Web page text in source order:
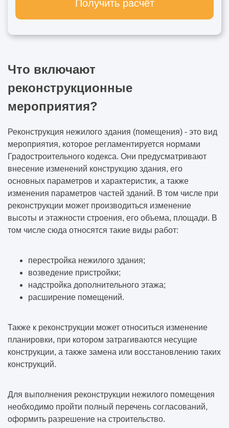
Получить расчёт
Что включают
реконструкционные
мероприятия?
Реконструкция нежилого здания (помещения) - это вид
мероприятия, которое регламентируется нормами
Градостроительного кодекса. Они предусматривают
внесение изменений конструкцию здания, его
основных параметров и характеристик, а также
изменения параметров частей зданий. В том числе при
реконструкции может производиться изменение
высоты и этажности строения, его объема, площади. В
том числе сюда относятся такие виды работ:
перестройка нежилого здания;
возведение пристройки;
надстройка дополнительного этажа;
расширение помещений.
Также к реконструкции может относиться изменение
планировки, при котором затрагиваются несущие
конструкции, а также замена или восстановлению таких
конструкций.
Для выполнения реконструкции нежилого помещения
необходимо пройти полный перечень согласований,
оформить разрешение на строительство.